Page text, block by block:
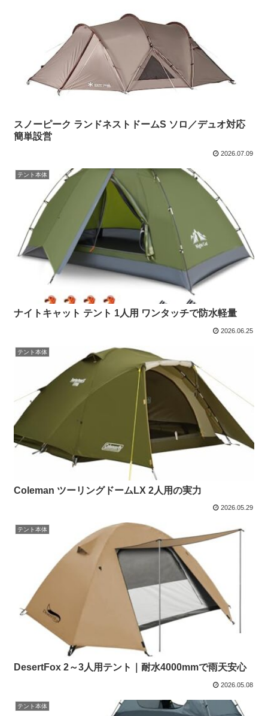
スノーピーク ランドネストドームS ソロ／デュオ対応
簡単設営
2026.07.09
テント本体
ナイトキャット テント 1人用 ワンタッチで防水軽量
2026.06.25
テント本体
Coleman ツーリングドームLX 2人用の実力
2026.05.29
テント本体
DesertFox 2～3人用テント｜耐水4000mmで雨天安心
2026.05.08
テント本体